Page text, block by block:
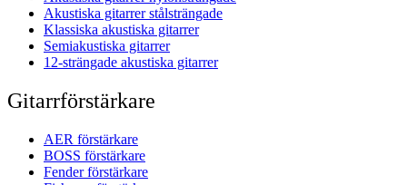
Akustiska gitarrer stålsträngade
Klassiska akustiska gitarrer
Semiakustiska gitarrer
12-strängade akustiska gitarrer
Gitarrförstärkare
AER förstärkare
BOSS förstärkare
Fender förstärkare